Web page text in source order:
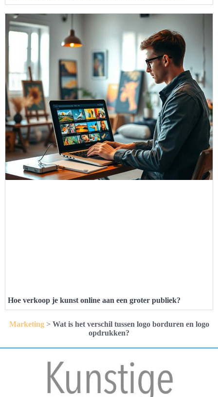
Hoe verkoop je kunst online aan een groter publiek?
Marketing> Wat is het verschil tussen logo borduren en logo
opdrukken?